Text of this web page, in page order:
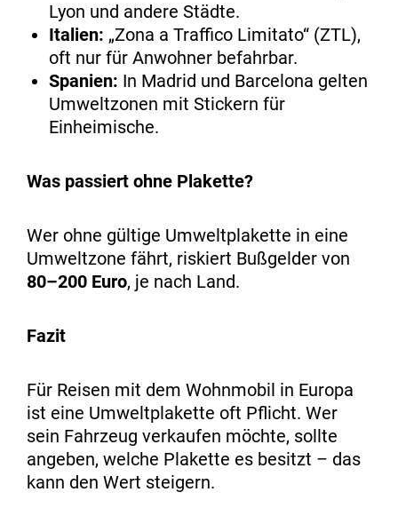
Lyon und andere Städte.
Italien: „Zona a Traffico Limitato“ (ZTL),
oft nur für Anwohner befahrbar.
Spanien: In Madrid und Barcelona gelten
Umweltzonen mit Stickern für
Einheimische.
Was passiert ohne Plakette?
Wer ohne gültige Umweltplakette in eine
Umweltzone fährt, riskiert Bußgelder von
80–200 Euro, je nach Land.
Fazit
Für Reisen mit dem Wohnmobil in Europa
ist eine Umweltplakette oft Pflicht. Wer
sein Fahrzeug verkaufen möchte, sollte
angeben, welche Plakette es besitzt – das
kann den Wert steigern.